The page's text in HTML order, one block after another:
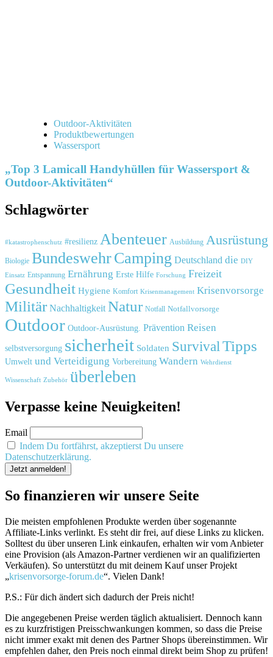
Outdoor-Aktivitäten
Produktbewertungen
Wassersport
„Top 3 Lamicall Handyhüllen für Wassersport &
Outdoor-Aktivitäten“
Schlagwörter
#katastrophenschutz #resilienz Abenteuer Ausbildung Ausrüstung
Biologie BundeswehrCamping Deutschland die DIY
Einsatz Entspannung Ernährung Erste Hilfe Forschung Freizeit
Gesundheit Hygiene Komfort Krisenmanagement Krisenvorsorge
Militär Nachhaltigkeit Natur Notfall Notfallvorsorge
Outdoor Outdoor-Ausrüstung. Prävention Reisen
selbstversorgung sicherheit Soldaten Survival Tipps
Umwelt und Verteidigung Vorbereitung Wandern Wehrdienst
Wissenschaft Zubehör überleben
Verpasse keine Neuigkeiten!
Email
Indem Du fortfährst, akzeptierst Du unsere
Datenschutzerklärung.
So finanzieren wir unsere Seite
Die meisten empfohlenen Produkte werden über sogenannte
Affiliate-Links verlinkt. Es steht dir frei, auf diese Links zu klicken.
Solltest du über unseren Link einkaufen, erhalten wir vom Anbieter
eine Provision (als Amazon-Partner verdienen wir an qualifizierten
Verkäufen). So unterstützt du mit deinem Kauf unser Projekt
„krisenvorsorge-forum.de“. Vielen Dank!
P.S.: Für dich ändert sich dadurch der Preis nicht!
Die angegebenen Preise werden täglich aktualisiert. Dennoch kann
es zu kurzfristigen Preisschwankungen kommen, so dass die Preise
nicht immer exakt mit denen des Partner Shops übereinstimmen. Wir
empfehlen daher, den Preis noch einmal direkt beim Shop zu prüfen!